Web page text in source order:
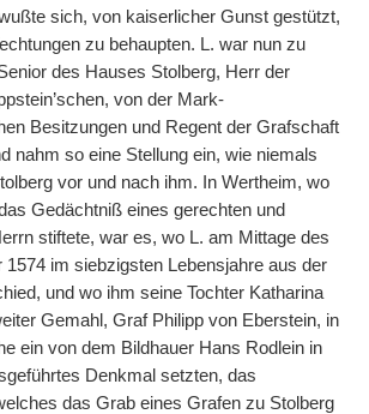
sich, von kaiserlicher Gunst gestützt,
zu behaupten. L. war nun zu
des Hauses Stolberg, Herr der
von der Mark-
Besitzungen und Regent der Grafschaft
nahm so eine Stellung ein, wie niemals
vor und nach ihm. In Wertheim, wo
Gedächtniß eines gerechten und
stiftete, war es, wo L. am Mittage des
1574 im siebzigsten Lebensjahre aus der
und wo ihm seine Tochter Katharina
Gemahl, Graf Philipp von Eberstein, in
ein von dem Bildhauer Hans Rodlein in
Denkmal setzten, das
das Grab eines Grafen zu Stolberg